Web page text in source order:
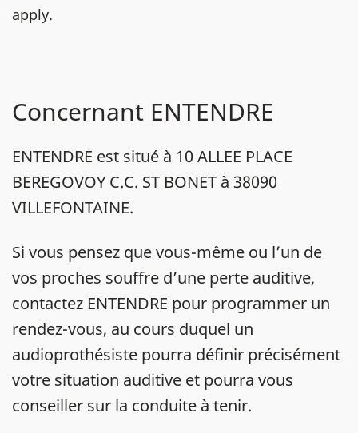
apply.
Concernant ENTENDRE
ENTENDRE est situé à 10 ALLEE PLACE
BEREGOVOY C.C. ST BONET à 38090
VILLEFONTAINE.
Si vous pensez que vous-même ou l’un de
vos proches souffre d’une perte auditive,
contactez ENTENDRE pour programmer un
rendez-vous, au cours duquel un
audioprothésiste pourra définir précisément
votre situation auditive et pourra vous
conseiller sur la conduite à tenir.